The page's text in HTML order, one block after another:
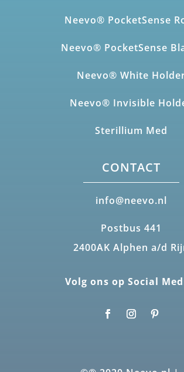
Neevo® PocketSense
Neevo® PocketSense
Neevo® White
Neevo® Invisible
Sterillium Med
CONTACT
info@neevo.nl
Postbus 441
2400AK Alphen a/d
Volg ons op Social